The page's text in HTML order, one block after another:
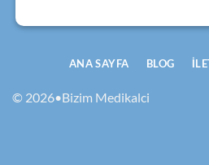
© 2026•Bizim Medikalci
ANA SAYFA BLOG